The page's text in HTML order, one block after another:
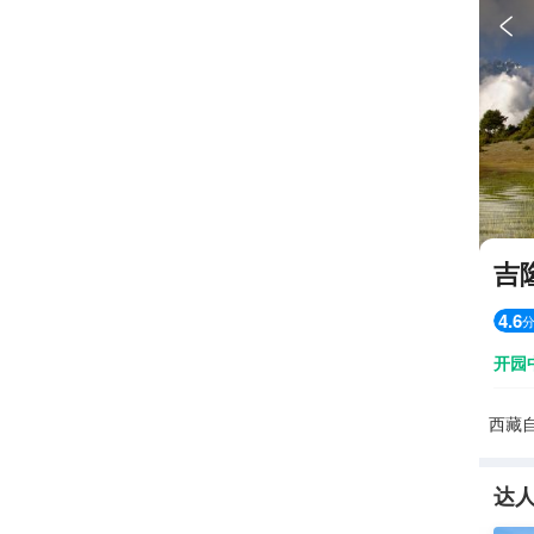

吉
4.6分
开园
西藏
达